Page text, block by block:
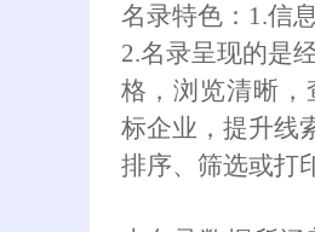
名录特色：1.信
2.名录呈现的是
格，浏览清晰
标企业，提升线
排序、筛选或打